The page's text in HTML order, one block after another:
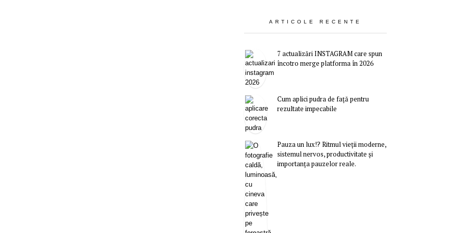
ARTICOLE RECENTE
7 actualizări INSTAGRAM care spun
încotro merge platforma în 2026
Cum aplici pudra de față pentru
rezultate impecabile
Pauza un lux!? Ritmul vieții moderne,
sistemul nervos, productivitate și
importanța pauzelor reale.